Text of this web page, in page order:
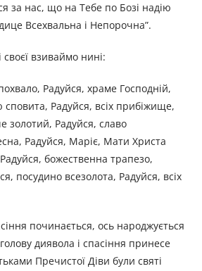
за нас, що на Тебе по Бозі надію
Всехвальна і Непорочна”.
взиваймо нині:
Радуйся, храме Господній,
сповита, Радуйся, всіх прибіжище,
золотий, Радуйся, славо
Радуйся, Маріє, Мати Христа
божественна трапезо,
посудино всезолота, Радуйся, всіх
починається, ось народжується
диявола і спасіння принесе
Пречистої Діви були святі